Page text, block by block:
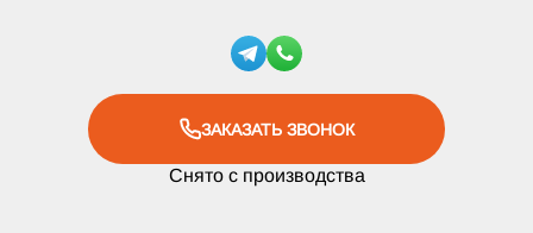
ЗАКАЗАТЬ ЗВОНОК
Снято с производства